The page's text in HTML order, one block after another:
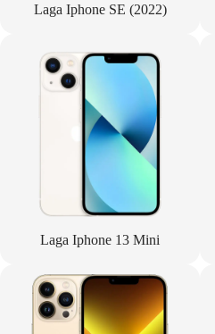
Laga Iphone SE (2022)
Laga Iphone 13 Mini